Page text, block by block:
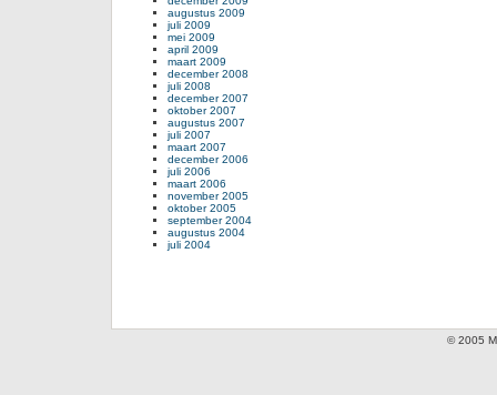
augustus 2009
juli 2009
mei 2009
april 2009
maart 2009
december 2008
juli 2008
december 2007
oktober 2007
augustus 2007
juli 2007
maart 2007
december 2006
juli 2006
maart 2006
november 2005
oktober 2005
september 2004
augustus 2004
juli 2004
© 2005